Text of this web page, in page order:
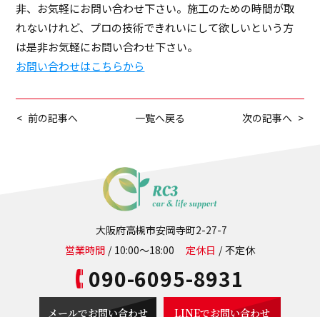
非、お気軽にお問い合わせ下さい。施工のための時間が取
れないけれど、プロの技術できれいにして欲しいという方
は是非お気軽にお問い合わせ下さい。
お問い合わせはこちらから
前の記事へ 一覧へ戻る 次の記事へ
大阪府高槻市安岡寺町2-27-7
営業時間
10:00～18:00 定休日 不定休
090-6095-8931
メールでお問い合わせ LINEでお問い合わせ